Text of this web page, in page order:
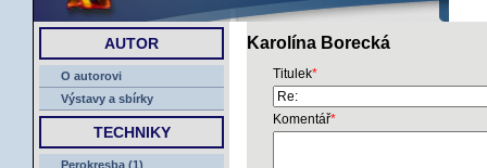
AUTOR
O autorovi
Výstavy a sbírky
TECHNIKY
Perokresba (1)
Karolína Borecká
Titulek*
Komentář*